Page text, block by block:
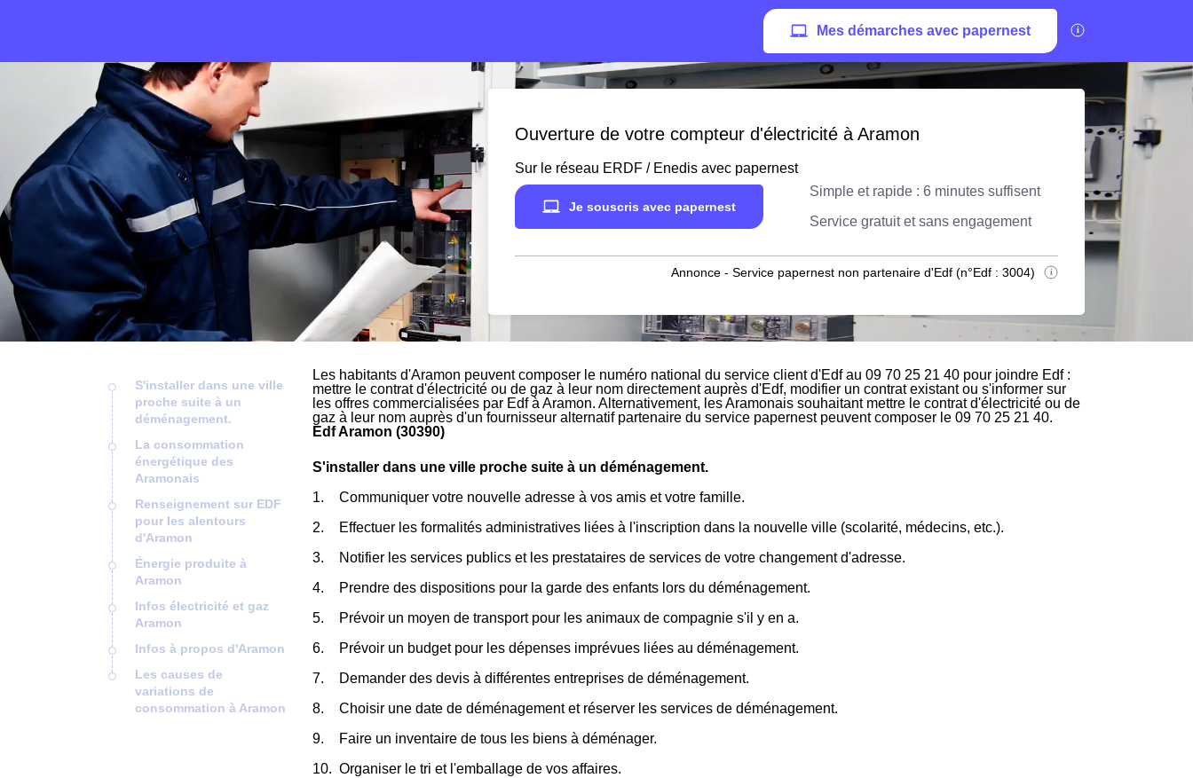
Mes démarches avec papernest
Ouverture de votre compteur d'électricité à Aramon
Sur le réseau ERDF / Enedis avec papernest
Je souscris avec papernest
Simple et rapide : 6 minutes suffisent
Service gratuit et sans engagement
Annonce - Service papernest non partenaire d'Edf (n°Edf : 3004)
S'installer dans une ville
proche suite à un
déménagement.
La consommation
énergétique des
Aramonais
Renseignement sur EDF
pour les alentours
d'Aramon
Énergie produite à
Aramon
Infos électricité et gaz
Aramon
Infos à propos d'Aramon
Les causes de
variations de
consommation à Aramon
Les habitants d'Aramon peuvent composer le numéro national du service client d'Edf au 09 70 25 21 40 pour joindre Edf :
mettre le contrat d'électricité ou de gaz à leur nom directement auprès d'Edf, modifier un contrat existant ou s'informer sur
les offres commercialisées par Edf à Aramon. Alternativement, les Aramonais souhaitant mettre le contrat d'électricité ou de
gaz à leur nom auprès d'un fournisseur alternatif partenaire du service papernest peuvent composer le 09 70 25 21 40.
Edf Aramon (30390)
S'installer dans une ville proche suite à un déménagement.
Communiquer votre nouvelle adresse à vos amis et votre famille.
Effectuer les formalités administratives liées à l'inscription dans la nouvelle ville (scolarité, médecins, etc.).
Notifier les services publics et les prestataires de services de votre changement d'adresse.
Prendre des dispositions pour la garde des enfants lors du déménagement.
Prévoir un moyen de transport pour les animaux de compagnie s'il y en a.
Prévoir un budget pour les dépenses imprévues liées au déménagement.
Demander des devis à différentes entreprises de déménagement.
Choisir une date de déménagement et réserver les services de déménagement.
Faire un inventaire de tous les biens à déménager.
Organiser le tri et l'emballage de vos affaires.